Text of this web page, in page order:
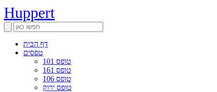
Huppert
דף הבית
טפסים
טופס 101
טופס 161
טופס 106
טופס ירוק